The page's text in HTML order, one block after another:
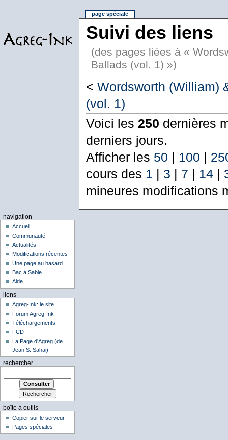
Suivi des liens
(des pages liées à «
Ballads (vol. 1) »)
< Wordsworth (William)
(vol. 1)
Voici les 250 dernières
derniers jours.
Afficher les 50 | 100 |
cours des 1 | 3 | 7 | 14|
mineures modifications
page spéciale
navigation
Accueil
Communauté
Actualités
Modifications récentes
Une page au hasard
Bac à Sable
Aide
liens
Agreg-Ink: le site
Forum Agreg-Ink
Téléchargements
FCD
La Page d'Agreg (de
Jean S. Sahai)
rechercher
boîte à outils
Copier sur le serveur
Pages spéciales